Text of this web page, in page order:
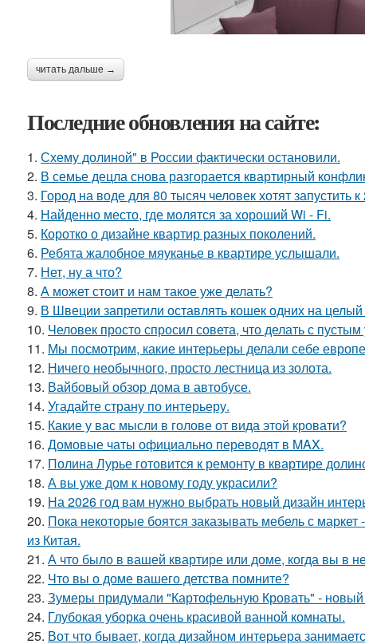
читать дальше →
Последние обновления на сайте:
1. Схему долиной" в России фактически остановили.
2. В семье децла снова разгорается квартирный
3. Город на воде для 80 тысяч человек хотят запустить к
4. Найденно место, где молятся за хороший Wi - Fi.
5. Коротко о дизайне квартир разных поколений.
6. Ребята жалобное мяуканье в квартире услышали.
7. Нет, ну а что?
8. А может стоит и нам такое уже делать?
9. В Швеции запретили оставлять кошек одних на целый
10. Человек просто спросил совета, что делать с
11. Мы посмотрим, какие интерьеры делали себе
12. Ничего необычного, просто лестница из золота.
13. Вайбовый обзор дома в автобусе.
14. Угадайте страну по интерьеру.
15. Какие у вас мысли в голове от вида этой кровати?
16. Домовые чаты официально переводят в MAX.
17. Полина Лурье готовится к ремонту в квартире
18. А вы уже дом к новому году украсили?
19. На 2026 год вам нужно выбрать новый дизайн
20. Пока некоторые боятся заказывать мебель с
из Китая.
21. А что было в вашей квартире или доме, когда вы в
22. Что вы о доме вашего детства помните?
23. Зумеры придумали "Картофельную Кровать" - новый
24. Глубокая уборка очень красивой ванной комнаты.
25. Вот что бывает, когда дизайном интерьера